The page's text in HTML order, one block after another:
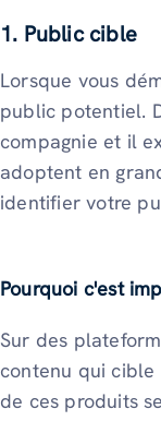
1. Public cible
Lorsque vous
public potentiel.
compagnie et il
adoptent en
identifier votre
Pourquoi c'est
Sur des
contenu qui cible
de ces produits